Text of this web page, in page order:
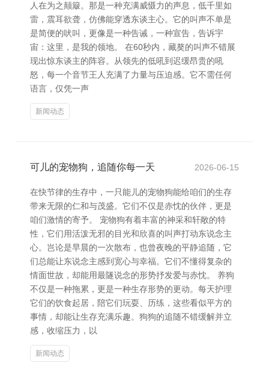
人在为之颠簸。那是一种充满威慑力的声息，低千里如
雷，震耳欲聋，仿佛能穿透东谈主心。它的叫声不单是
是简便的吠叫，更像是一种告诫，一种宣告，告诉宇
宙：这里，是我的领地。 在60秒内，藏獒的叫声不错展
现出惊东谈主的阵容。从领先的低吼到迟缓昂贵的吼
怒，每一个音节王人充满了力量与压迫感。它不需任何
语言，仅凭一声
新闻动态
可儿的宠物狗，追随你每一天 2026-06-15
在快节律的生存中，一只能儿的宠物狗能给咱们的生存
带来无限的仁和与茂盛。它们不仅是赤忱的伙伴，更是
咱们激情的寄予。 宠物狗有着丰富的神采和轩敞的特
性，它们用活泼无邪的目光和欣喜的叫声打动东说念主
心。岂论是早晨的一次散布，也曾夜晚的平静追随，它
们总能让东说念主感到宽心与幸福。它们不懂得复杂的
情面世故，却能用最隧说念的形势抒发爱与赤忱。 养狗
不仅是一种拖累，更是一种生存形势的更动。每天护理
它们的饮食起居，陪它们玩耍、历练，这些看似平方的
事情，却能让生存充满乐趣。狗狗的追随不错缓解并立
感，收缩压力，以
新闻动态